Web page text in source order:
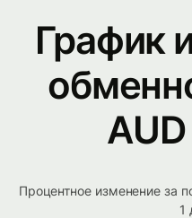
График
Процентное изменение за
1